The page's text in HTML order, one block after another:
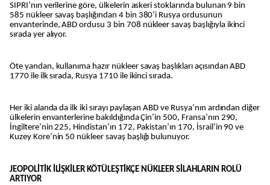
SIPRI’nın verilerine göre, ülkelerin askeri stoklarında bulunan 9 bin
585 nükleer savaş başlığından 4 bin 380’i Rusya ordusunun
envanterinde, ABD ordusu 3 bin 708 nükleer savaş başlığıyla ikinci
sırada yer alıyor.
Öte yandan, kullanıma hazır nükleer savaş başlıkları açısından ABD
1770 ile ilk sırada, Rusya 1710 ile ikinci sırada.
Her iki alanda da ilk iki sırayı paylaşan ABD ve Rusya’nın ardından diğer
ülkelerin envanterlerine bakıldığında Çin’in 500, Fransa’nın 290,
İngiltere’nin 225, Hindistan’ın 172, Pakistan’ın 170, İsrail’in 90 ve
Kuzey Kore’nin 50 nükleer savaş başlığı bulunuyor.
JEOPOLİTİK İLİŞKİLER KÖTÜLEŞTİKÇE NÜKLEER SİLAHLARIN ROLÜ
ARTIYOR